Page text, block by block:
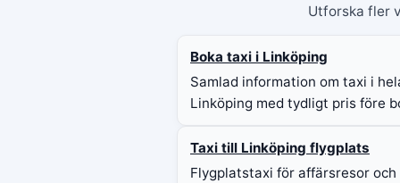
Utforska fler
Boka taxi i Linköping
Samlad information om taxi i
Linköping med tydligt pris före
Taxi till Linköping flygplats
Flygplatstaxi för affärsresor och